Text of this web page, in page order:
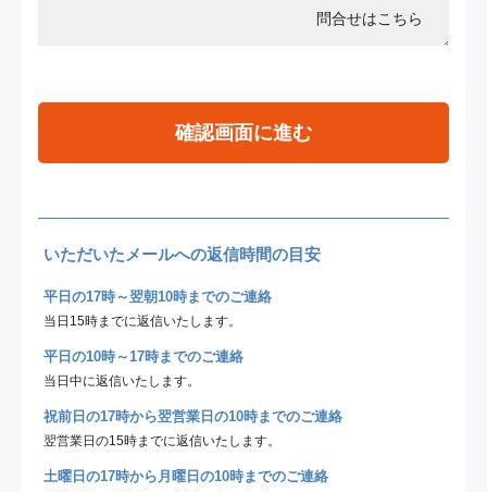
確認画面に進む
いただいたメールへの返信時間の目安
平日の17時～翌朝10時までのご連絡
当日15時までに返信いたします。
平日の10時～17時までのご連絡
当日中に返信いたします。
祝前日の17時から翌営業日の10時までのご連絡
翌営業日の15時までに返信いたします。
土曜日の17時から月曜日の10時までのご連絡